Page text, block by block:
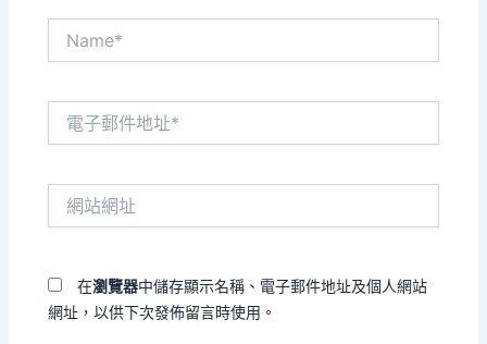
在瀏覽器中儲存顯示名稱、電子郵件地址及個人網站
網址，以供下次發佈留言時使用。